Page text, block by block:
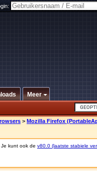
Meer
> Mozilla Firefox
kunt ook de v80.0 (laatste stabiele